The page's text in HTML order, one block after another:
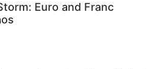
Euro and Franc